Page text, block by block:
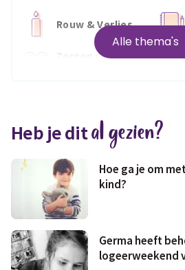
Rouw & Verlies
Zorgen voor
Geld & wetten
Alle thema's
Heb je dital gezien?
Hoe ga je om
kind?
Germa heeft
logeerweekend